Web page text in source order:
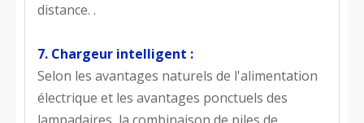
distance. .
7. Chargeur intelligent :
Selon les avantages naturels de l'alimentation
électrique et les avantages ponctuels des